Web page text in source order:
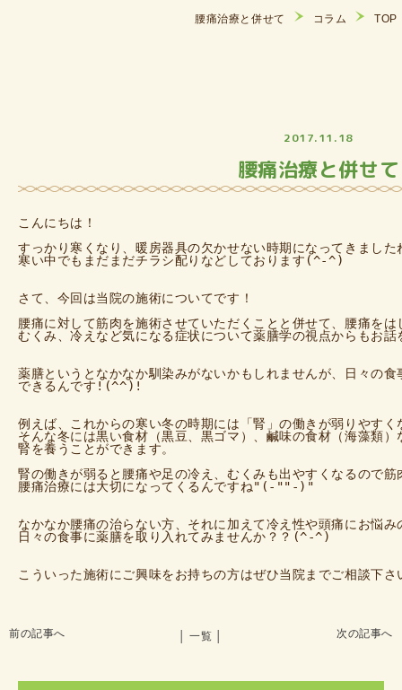
TOP
コラム
腰痛治療と併せて
2017.11.18
腰痛治療と併せて
こんにちは！
すっかり寒くなり、暖房器具の欠かせない時期になってきまし
寒い中でもまだまだチラシ配りなどしております(^-^)
さて、今回は当院の施術についてです！
腰痛に対して筋肉を施術させていただくことと併せて、腰痛を
むくみ、冷えなど気になる症状について薬膳学の視点からもお
薬膳というとなかなか馴染みがないかもしれませんが、日々の
できるんです!(^^)!
例えば、これからの寒い冬の時期には「腎」の働きが弱りやすく
そんな冬には黒い食材（黒豆、黒ゴマ）、鹹味の食材（海藻類
腎を養うことができます。
腎の働きが弱ると腰痛や足の冷え、むくみも出やすくなるので
腰痛治療には大切になってくるんですね"(-""-)"
なかなか腰痛の治らない方、それに加えて冷え性や頭痛にお悩み
日々の食事に薬膳を取り入れてみませんか？？(^-^)
こういった施術にご興味をお持ちの方はぜひ当院までご相談下さ
前の記事へ 次の記事へ
│ 一覧 │